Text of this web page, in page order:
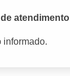
informado.